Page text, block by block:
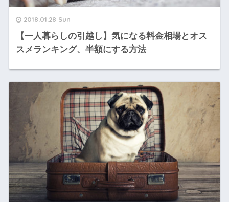
2018.01.28 Sun
【一人暮らしの引越し】気になる料金相場とオス
スメランキング、半額にする方法